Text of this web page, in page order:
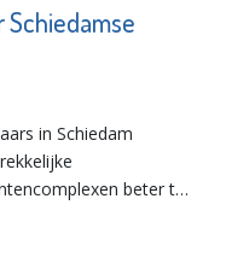
Schiedamse
in Schiedam
beter te